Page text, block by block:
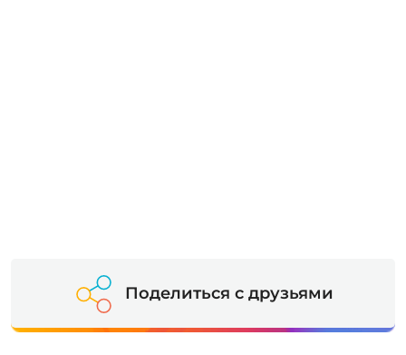
Поделиться с друзьями